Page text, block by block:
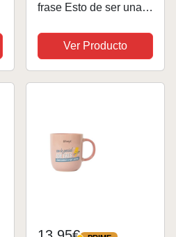
frase Esto de ser una
originales para café -
Resistente al
microondas y
Ver Producto